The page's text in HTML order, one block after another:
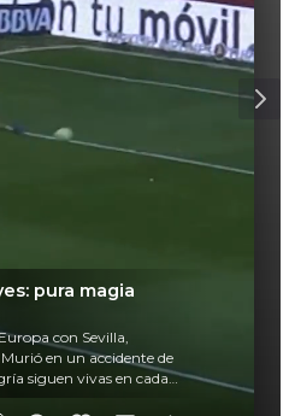
pura magia
con Sevilla,
en un accidente de
siguen vivas en cada